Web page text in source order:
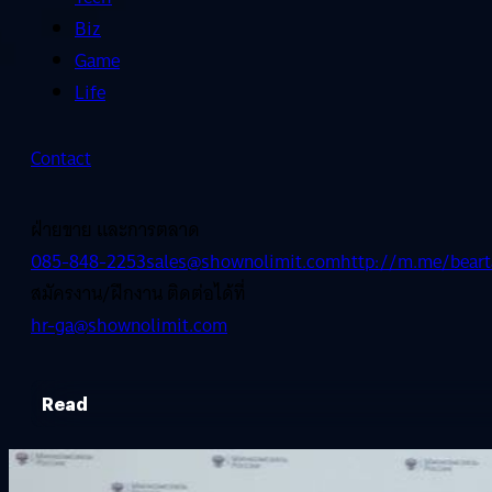
Biz
Game
Life
Contact
ฝ่ายขาย และการตลาด
085-848-2253sales@shownolimit.comhttp://m.me/
สมัครงาน/ฝึกงาน ติดต่อได้ที่
hr-ga@shownolimit.com
Read